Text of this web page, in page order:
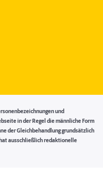
und
in der Regel die männliche Form
der Gleichbehandlung grundsätzlich
ausschließlich redaktionelle